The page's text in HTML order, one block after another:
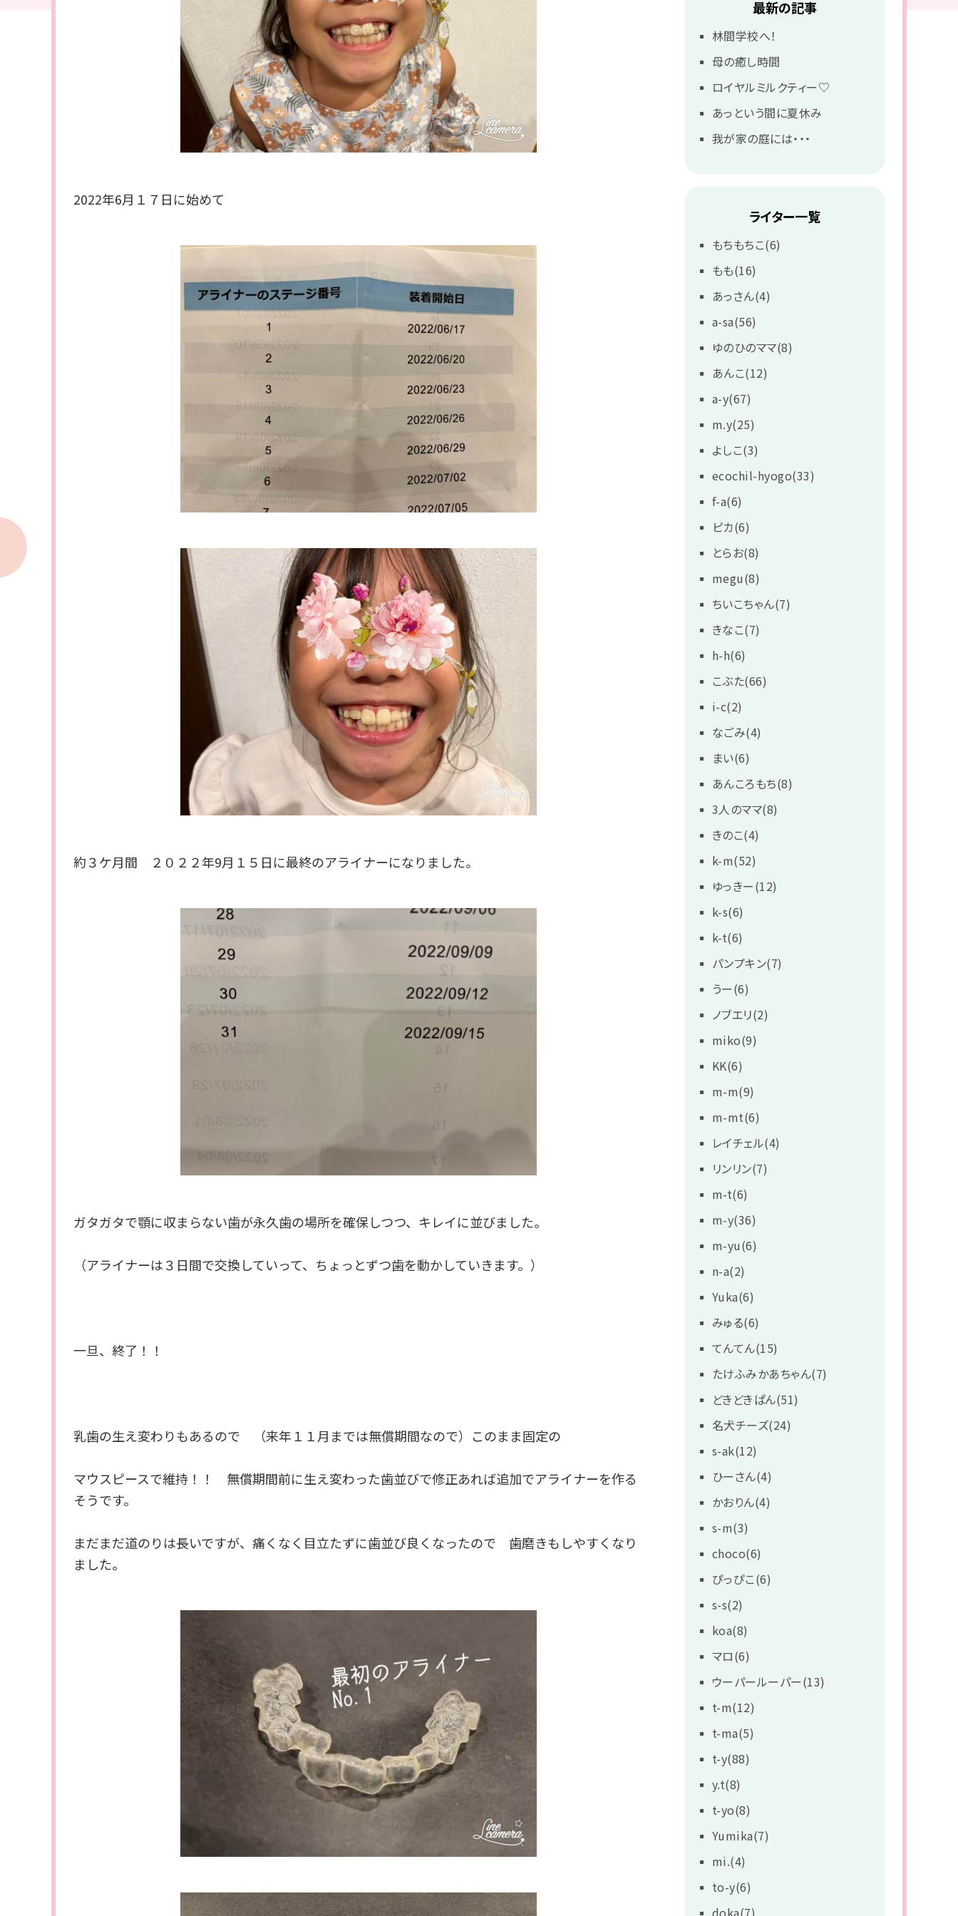
2022年6月１７日に始めて
約３ケ月間 ２０２２年9月１５日に最終のアライナーになりました。
ガタガタで顎に収まらない歯が永久歯の場所を確保しつつ、キレイに並びました。
（アライナーは３日間で交換していって、ちょっとずつ歯を動かしていきます。）
一旦、終了！！
乳歯の生え変わりもあるので （来年１１月までは無償期間なので）このまま固定の
マウスピースで維持！！ 無償期間前に生え変わった歯並びで修正あれば追加でアライナーを作る
そうです。
まだまだ道のりは長いですが、痛くなく目立たずに歯並び良くなったので 歯磨きもしやすくなり
ました。
最新の記事
林間学校へ！
母の癒し時間
ロイヤルミルクティー♡
あっという間に夏休み
我が家の庭には・・・
ライター一覧
もちもちこ(6)
もも(16)
あっさん(4)
a-sa(56)
ゆのひのママ(8)
あんこ(12)
a-y(67)
m.y(25)
よしこ(3)
ecochil-hyogo(33)
f-a(6)
ピカ(6)
とらお(8)
megu(8)
ちいこちゃん(7)
きなこ(7)
h-h(6)
こぶた(66)
i-c(2)
なごみ(4)
まい(6)
あんころもち(8)
3人のママ(8)
きのこ(4)
k-m(52)
ゆっきー(12)
k-s(6)
k-t(6)
パンプキン(7)
うー(6)
ノブエリ(2)
miko(9)
KK(6)
m-m(9)
m-mt(6)
レイチェル(4)
リンリン(7)
m-t(6)
m-y(36)
m-yu(6)
n-a(2)
Yuka(6)
みゅる(6)
てんてん(15)
たけふみかあちゃん(7)
どきどきぱん(51)
名犬チーズ(24)
s-ak(12)
ひーさん(4)
かおりん(4)
s-m(3)
choco(6)
ぴっぴこ(6)
s-s(2)
koa(8)
マロ(6)
ウーパールーパー(13)
t-m(12)
t-ma(5)
t-y(88)
y.t(8)
t-yo(8)
Yumika(7)
mi.(4)
to-y(6)
doka(7)